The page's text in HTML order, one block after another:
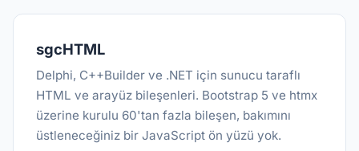
sgcHTML
Delphi, C++Builder ve .NET için sunucu taraflı
HTML ve arayüz bileşenleri. Bootstrap 5 ve htmx
üzerine kurulu 60'tan fazla bileşen, bakımını
üstleneceğiniz bir JavaScript ön yüzü yok.